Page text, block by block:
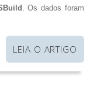
. Os dados foram
LEIA O ARTIGO